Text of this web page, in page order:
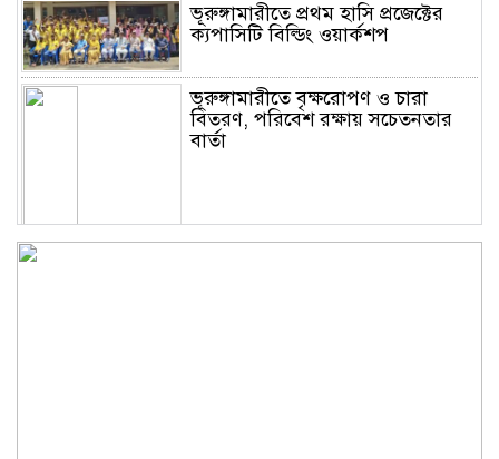
ভূরুঙ্গামারীতে প্রথম হাসি প্রজেক্টের
ক্যপাসিটি বিল্ডিং ওয়ার্কশপ
ভূরুঙ্গামারীতে বৃক্ষরোপণ ও চারা
বিতরণ, পরিবেশ রক্ষায় সচেতনতার
বার্তা